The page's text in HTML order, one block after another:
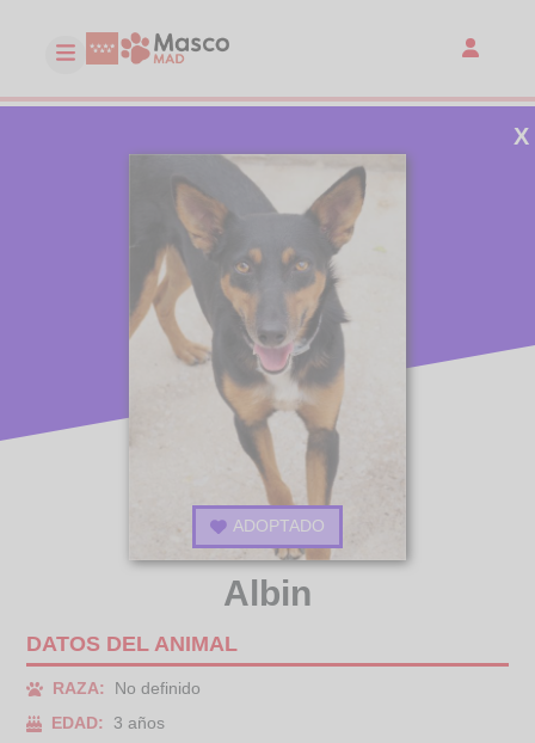
ADOPTADO
X
Albin
DATOS DEL ANIMAL
RAZA:
No definido
EDAD:
3 años